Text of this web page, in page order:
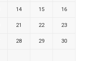
14 15 16
21 22 23
28 29 30